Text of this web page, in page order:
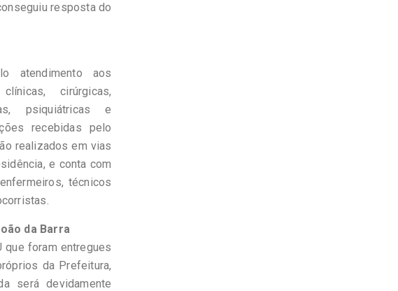
resposta do
atendimento aos
cirúrgicas,
psiquiátricas e
recebidas pelo
realizados em vias
e conta com
técnicos
da Barra
que foram entregues
da Prefeitura,
será devidamente